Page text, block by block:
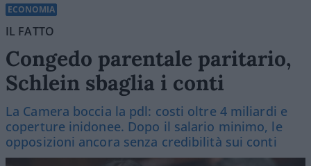
ECONOMIA
IL FATTO
Congedo parentale paritario,
Schlein sbaglia i conti
La Camera boccia la pdl: costi oltre 4 miliardi e
coperture inidonee. Dopo il salario minimo, le
opposizioni ancora senza credibilità sui conti